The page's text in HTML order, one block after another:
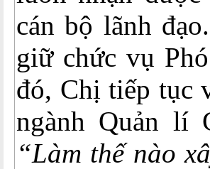
cán bộ lãnh
giữ chức vụ
đó, Chị tiếp tục
ngành Quản lí
“Làm thế nào